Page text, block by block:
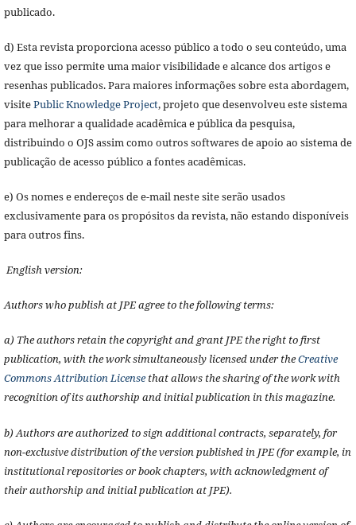
publicado.
d) Esta revista proporciona acesso público a todo o seu conteúdo, uma
vez que isso permite uma maior visibilidade e alcance dos artigos e
resenhas publicados. Para maiores informações sobre esta abordagem,
visitePublic Knowledge Project, projeto que desenvolveu este sistema
para melhorar a qualidade acadêmica e pública da pesquisa,
distribuindo o OJS assim como outros softwares de apoio ao sistema de
publicação de acesso público a fontes acadêmicas.
e) Os nomes e endereços de e-mail neste site serão usados
exclusivamente para os propósitos da revista, não estando disponíveis
para outros fins.
English version:
Authors who publish at JPE agree to the following terms:
a) The authors retain the copyright and grant JPE the right to first
publication, with the work simultaneously licensed under theCreative
Commons Attribution Licensethat allows the sharing of the work with
recognition of its authorship and initial publication in this magazine.
b) Authors are authorized to sign additional contracts, separately, for
non-exclusive distribution of the version published in JPE (for example, in
institutional repositories or book chapters, with acknowledgment of
their authorship and initial publication at JPE).